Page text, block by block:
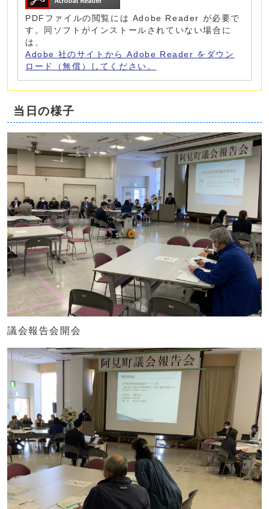
PDFファイルの閲覧には Adobe Reader が必要で
す。同ソフトがインストールされていない場合に
は、
Adobe 社のサイトから Adobe Reader をダウン
ロード（無償）してください。
当日の様子
議会報告会開会